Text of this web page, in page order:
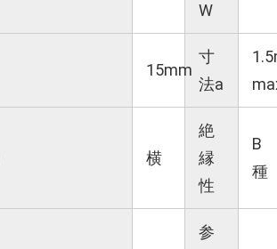
W
15mm
寸
法a
横
絶
縁
性
B
種
参